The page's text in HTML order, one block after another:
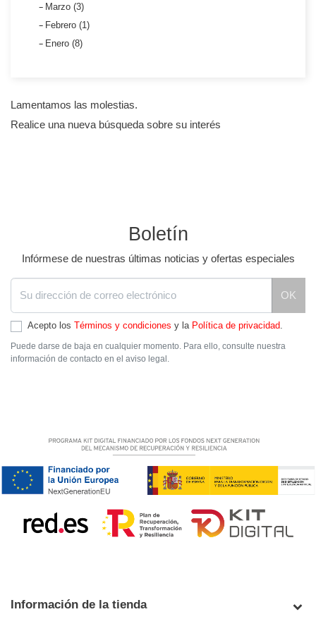
Marzo (3)
Febrero (1)
Enero (8)
Lamentamos las molestias.
Realice una nueva búsqueda sobre su interés
Boletín
Infórmese de nuestras últimas noticias y ofertas especiales
OK
Acepto los Términos y condiciones y la Política de privacidad
Puede darse de baja en cualquier momento. Para ello, consulte nuestra
información de contacto en el aviso legal.
Información de la tienda